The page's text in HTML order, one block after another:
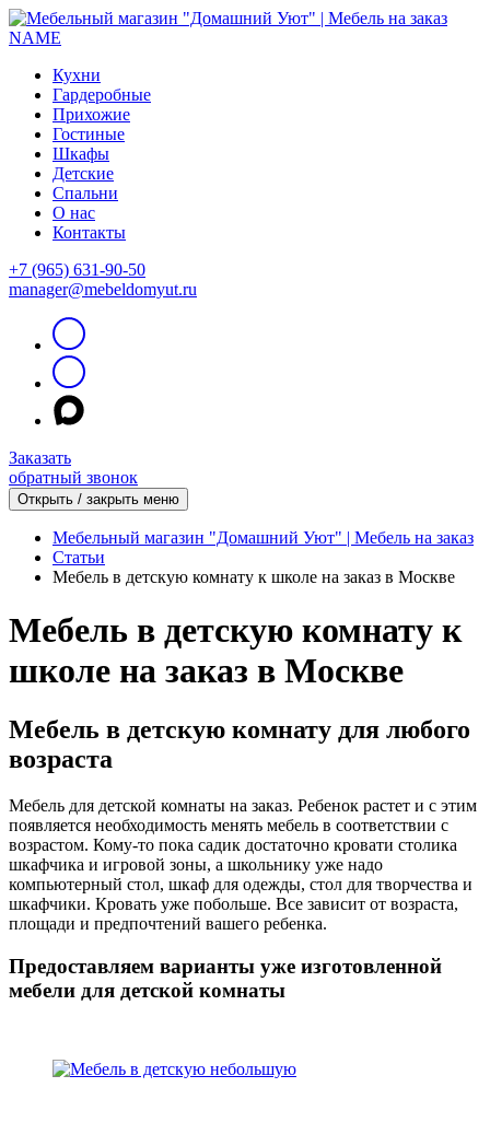
Кухни
Гардеробные
Прихожие
Гостиные
Шкафы
Детские
Спальни
О нас
Контакты
+7 (965) 631-90-50
manager@mebeldomyut.ru
Заказать
обратный звонок
Открыть / закрыть меню
Мебельный магазин "Домашний Уют" | Мебель на заказ
Статьи
Мебель в детскую комнату к школе на заказ в Москве
Мебель в детскую комнату к
школе на заказ в Москве
Мебель в детскую комнату для любого
возраста
Мебель для детской комнаты на заказ. Ребенок растет и с этим
появляется необходимость менять мебель в соответствии с
возрастом. Кому-то пока садик достаточно кровати столика
шкафчика и игровой зоны, а школьнику уже надо
компьютерный стол, шкаф для одежды, стол для творчества и
шкафчики. Кровать уже побольше. Все зависит от возраста,
площади и предпочтений вашего ребенка.
Предоставляем варианты уже изготовленной
мебели для детской комнаты